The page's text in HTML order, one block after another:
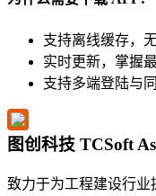
支持离线缓存，
实时更新，掌握
支持多端登陆与
图创科技 TCSoft
致力于为工程建设行